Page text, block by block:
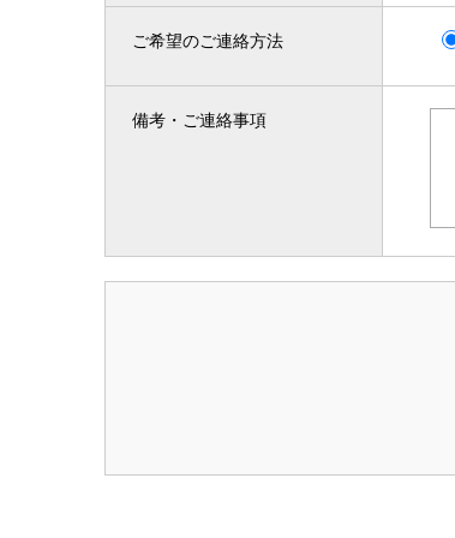
ご希望のご連絡方法
備考・ご連絡事項